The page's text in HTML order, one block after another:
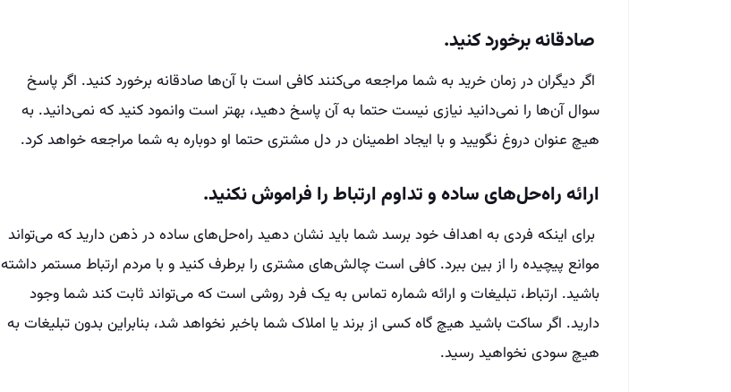
صادقانه برخورد کنید.
اگر دیگران در زمان خرید به شما مراجعه می‌کنند کافی است با آن‌ها صادقانه برخورد کنید. اگر پاسخ
سوال آن‌ها را نمی‌دانید نیازی نیست حتما به آن پاسخ دهید، بهتر است وانمود کنید که نمی‌دانید. به
هیچ عنوان دروغ نگویید و با ایجاد اطمینان در دل مشتری حتما او دوباره به شما مراجعه خواهد کرد.
ارائه‌ راه‌حل‌های ساده و تداوم ارتباط را فراموش نکنید.
برای اینکه فردی به اهداف خود برسد شما باید نشان دهید راه‌حل‌های ساده در ذهن دارید که می‌تواند
موانع پیچیده را از بین ببرد. کافی است چالش‌های مشتری را برطرف کنید و با مردم ارتباط مستمر داشته
باشید. ارتباط، تبلیغات و ارائه‌ شماره تماس به یک فرد روشی است که می‌تواند ثابت کند شما وجود
دارید. اگر ساکت باشید هیچ گاه کسی از برند یا املاک شما باخبر نخواهد شد، بنابراین بدون تبلیغات به
هیچ سودی نخواهید رسید.